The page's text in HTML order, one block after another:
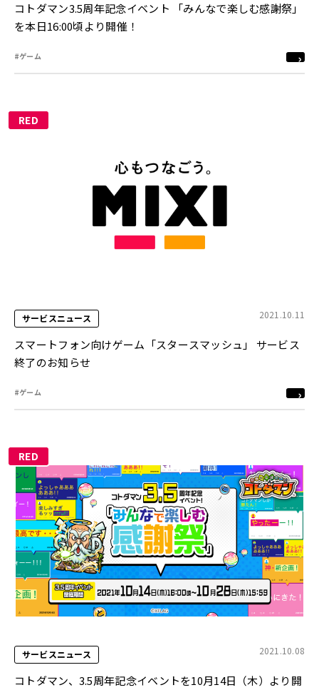
コトダマン3.5周年記念イベント 「みんなで楽しむ感謝祭」
を本日16:00頃より開催！
#ゲーム
RED
サービスニュース 2021.10.11
スマートフォン向けゲーム「スタースマッシュ」 サービス
終了のお知らせ
#ゲーム
RED
サービスニュース 2021.10.08
コトダマン、3.5周年記念イベントを10月14日（木）より開